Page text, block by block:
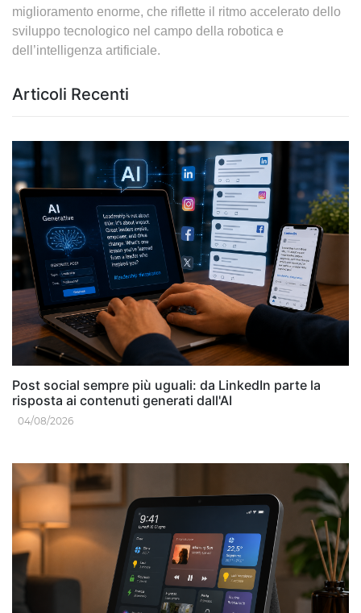
miglioramento enorme, che riflette il ritmo accelerato dello
sviluppo tecnologico nel campo della robotica e
dell’intelligenza artificiale.
Articoli Recenti
Post social sempre più uguali: da LinkedIn parte la
risposta ai contenuti generati dall'AI
04/08/2026